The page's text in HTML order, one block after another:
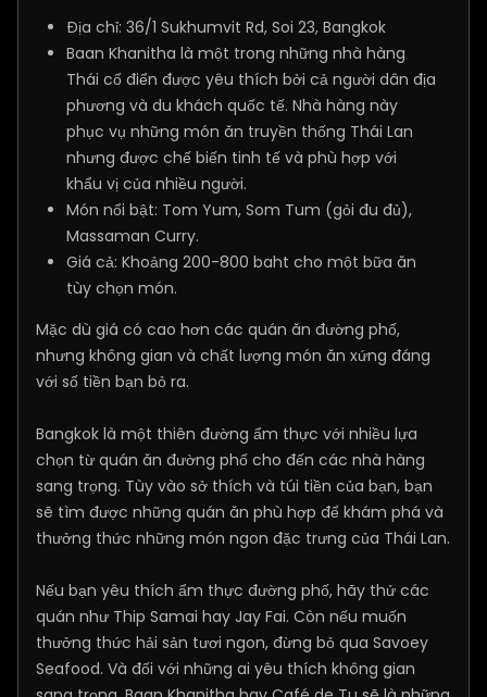
Địa chỉ: 36/1 Sukhumvit Rd, Soi 23, Bangkok
Baan Khanitha là một trong những nhà hàng
Thái cổ điển được yêu thích bởi cả người dân địa
phương và du khách quốc tế. Nhà hàng này
phục vụ những món ăn truyền thống Thái Lan
nhưng được chế biến tinh tế và phù hợp với
khẩu vị của nhiều người.
Món nổi bật: Tom Yum, Som Tum (gỏi đu đủ),
Massaman Curry.
Giá cả: Khoảng 200-800 baht cho một bữa ăn
tùy chọn món.
Mặc dù giá có cao hơn các quán ăn đường phố,
nhưng không gian và chất lượng món ăn xứng đáng
với số tiền bạn bỏ ra.
Bangkok là một thiên đường ẩm thực với nhiều lựa
chọn từ quán ăn đường phố cho đến các nhà hàng
sang trọng. Tùy vào sở thích và túi tiền của bạn, bạn
sẽ tìm được những quán ăn phù hợp để khám phá và
thưởng thức những món ngon đặc trưng của Thái Lan.
Nếu bạn yêu thích ẩm thực đường phố, hãy thử các
quán như Thip Samai hay Jay Fai. Còn nếu muốn
thưởng thức hải sản tươi ngon, đừng bỏ qua Savoey
Seafood. Và đối với những ai yêu thích không gian